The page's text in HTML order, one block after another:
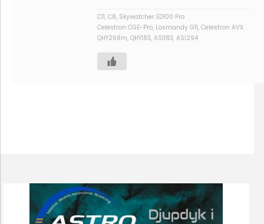
C11, C8, Skywatcher ED100 Pro
Celestron CGE-Pro, Losmandy G11, Celestron AVX
QHY268m, QHY183, ASI183, ASI294